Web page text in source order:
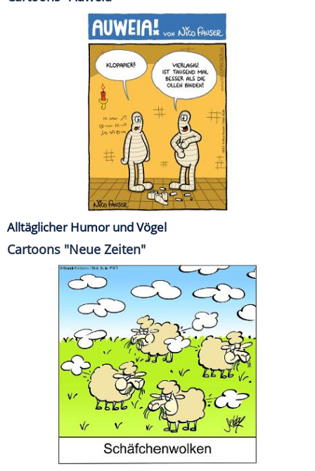
Alltäglicher Humor und Vögel
Cartoons "Neue Zeiten"